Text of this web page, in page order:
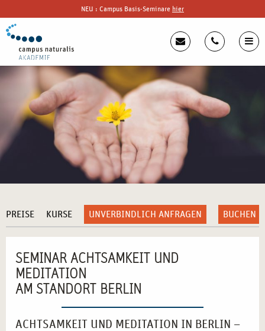
NEU : Campus Basis-Seminare hier
PREISE KURSE UNVERBINDLICH ANFRAGEN BUCHEN
SEMINAR ACHTSAMKEIT UND
MEDITATION
AM STANDORT BERLIN
ACHTSAMKEIT UND MEDITATION IN BERLIN –